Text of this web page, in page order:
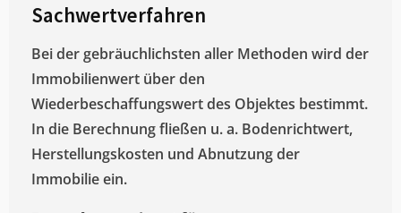
Sachwertverfahren
Bei der gebräuchlichsten aller Methoden wird der
Immobilienwert über den
Wiederbeschaffungswert des Objektes bestimmt.
In die Berechnung fließen u. a. Bodenrichtwert,
Herstellungskosten und Abnutzung der
Immobilie ein.